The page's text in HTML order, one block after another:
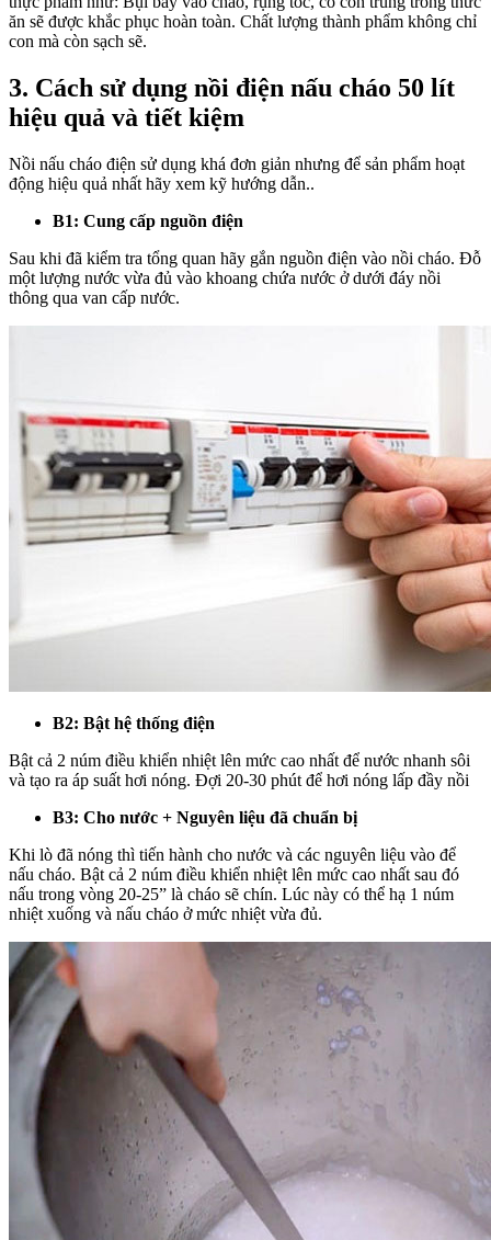
ăn sẽ được khắc phục hoàn toàn. Chất lượng thành phẩm không chỉ
con mà còn sạch sẽ.
3. Cách sử dụng nồi điện nấu cháo 50 lít
hiệu quả và tiết kiệm
Nồi nấu cháo điện sử dụng khá đơn giản nhưng để sản phẩm hoạt
động hiệu quả nhất hãy xem kỹ hướng dẫn..
B1: Cung cấp nguồn điện
Sau khi đã kiểm tra tổng quan hãy gắn nguồn điện vào nồi cháo. Đỗ
một lượng nước vừa đủ vào khoang chứa nước ở dưới đáy nồi
thông qua van cấp nước.
B2: Bật hệ thống điện
Bật cả 2 núm điều khiển nhiệt lên mức cao nhất để nước nhanh sôi
và tạo ra áp suất hơi nóng. Đợi 20-30 phút để hơi nóng lấp đầy nồi
B3: Cho nước + Nguyên liệu đã chuẩn bị
Khi lò đã nóng thì tiến hành cho nước và các nguyên liệu vào để
nấu cháo. Bật cả 2 núm điều khiển nhiệt lên mức cao nhất sau đó
nấu trong vòng 20-25” là cháo sẽ chín. Lúc này có thể hạ 1 núm
nhiệt xuống và nấu cháo ở mức nhiệt vừa đủ.